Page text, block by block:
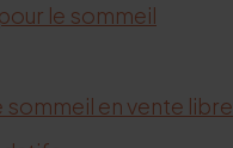
le sommeil
en vente libre